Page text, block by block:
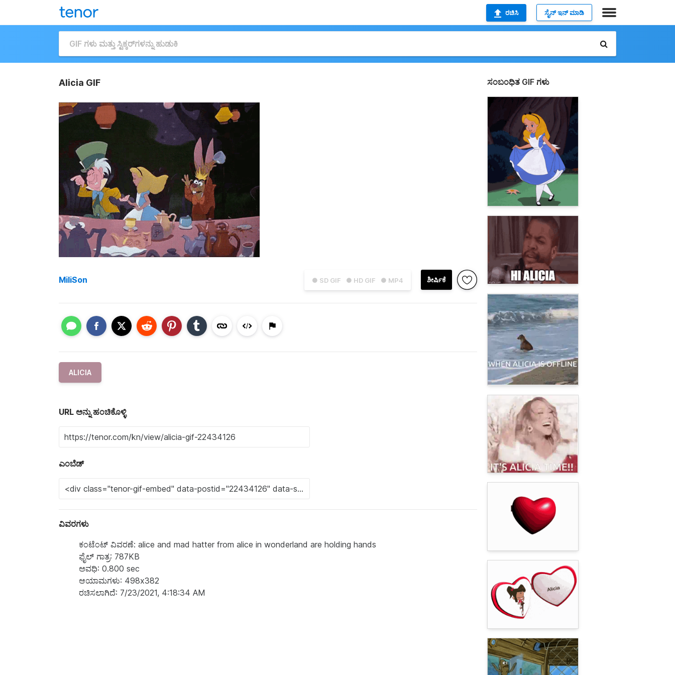
ರಚಿಸಿ ಸೈನ್ ಇನ್ ಮಾಡಿ
Alicia GIF
● SD GIF ● HD GIF ● MP4 ಶೀರ್ಷಿಕೆ
MiliSon
ALICIA
URL ಅನ್ನು ಹಂಚಿಕೊಳ್ಳಿ
ಎಂಬೆಡ್
ವಿವರಗಳು
ಕಂಟೆಂಟ್‌ ವಿವರಣೆ: alice and mad hatter from alice in wonderland are holding hands
ಫೈಲ್ ಗಾತ್ರ: 787KB
ಅವಧಿ: 0.800 sec
ಆಯಾಮಗಳು: 498x382
ರಚಿಸಲಾಗಿದೆ: 7/23/2021, 4:18:34 AM
ಸಂಬಂಧಿತ GIF ಗಳು